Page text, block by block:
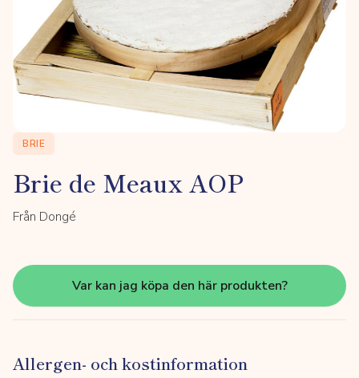
BRIE
Brie de Meaux AOP
Från Dongé
Var kan jag köpa den här produkten?
Allergen- och kostinformation